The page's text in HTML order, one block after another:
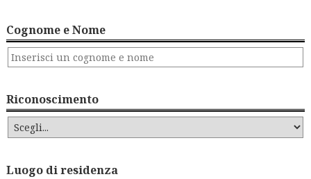
Cognome e Nome
Riconoscimento
Luogo di residenza